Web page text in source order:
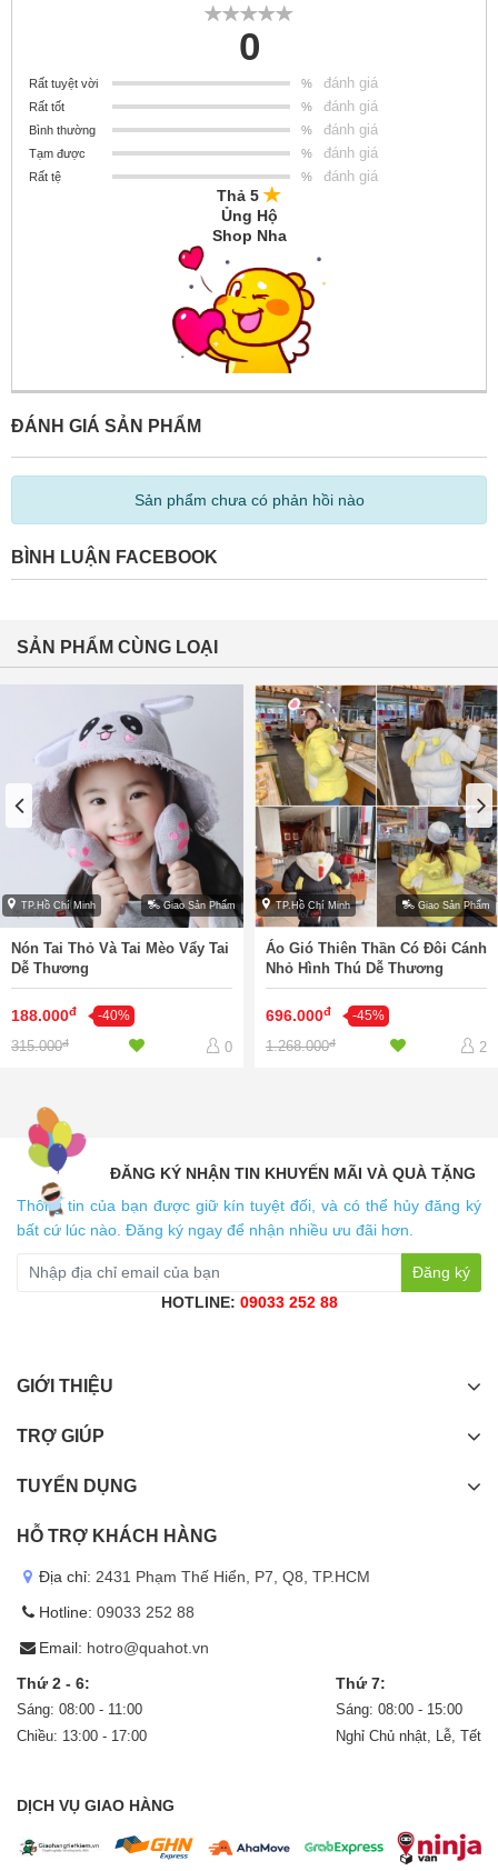
0
Rất tuyệt vời % đánh giá
Rất tốt % đánh giá
Bình thường % đánh giá
Tạm được % đánh giá
Rất tệ % đánh giá
Thả 5
Ủng Hộ
Shop Nha
ĐÁNH GIÁ SẢN PHẨM
Sản phẩm chưa có phản hồi nào
BÌNH LUẬN FACEBOOK
SẢN PHẨM CÙNG LOẠI
TP.Hồ Chí Minh Giao Sản Phẩm
Nón Tai Thỏ Và Tai Mèo Vẩy Tai
Dễ Thương
188.000đ -40%
315.000đ 0
TP.Hồ Chí Minh Giao Sản Phẩm
Áo Gió Thiên Thần Có Đôi Cánh
Nhỏ Hình Thú Dễ Thương
696.000đ -45%
1.268.000đ 2
ĐĂNG KÝ NHẬN TIN KHUYẾN MÃI VÀ QUÀ TẶNG
Thông tin của bạn được giữ kín tuyệt đối, và có thể hủy đăng ký
bất cứ lúc nào. Đăng ký ngay để nhận nhiều ưu đãi hơn.
Đăng ký
HOTLINE: 09033 252 88
GIỚI THIỆU
TRỢ GIÚP
TUYỂN DỤNG
HỖ TRỢ KHÁCH HÀNG
Địa chỉ: 2431 Phạm Thế Hiển, P7, Q8, TP.HCM
Hotline: 09033 252 88
Email: hotro@quahot.vn
Thứ 2 - 6:
Sáng: 08:00 - 11:00
Chiều: 13:00 - 17:00
Thứ 7:
Sáng: 08:00 - 15:00
Nghỉ Chủ nhật, Lễ, Tết
DỊCH VỤ GIAO HÀNG